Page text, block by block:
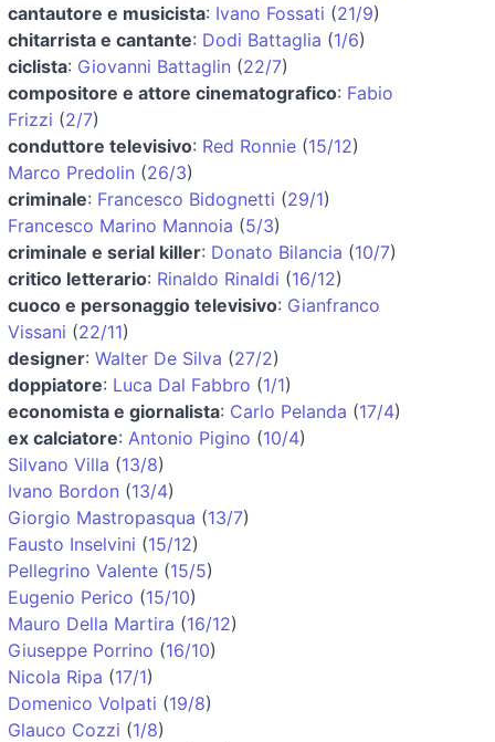
cantautore e musicista: Ivano Fossati (21/9)
chitarrista e cantante: Dodi Battaglia (1/6)
ciclista: Giovanni Battaglin (22/7)
compositore e attore cinematografico: Fabio
Frizzi (2/7)
conduttore televisivo: Red Ronnie (15/12)
Marco Predolin (26/3)
criminale: Francesco Bidognetti (29/1)
Francesco Marino Mannoia (5/3)
criminale e serial killer: Donato Bilancia (10/7)
critico letterario: Rinaldo Rinaldi (16/12)
cuoco e personaggio televisivo: Gianfranco
Vissani (22/11)
designer: Walter De Silva (27/2)
doppiatore: Luca Dal Fabbro (1/1)
economista e giornalista: Carlo Pelanda (17/4)
ex calciatore: Antonio Pigino (10/4)
Silvano Villa (13/8)
Ivano Bordon (13/4)
Giorgio Mastropasqua (13/7)
Fausto Inselvini (15/12)
Pellegrino Valente (15/5)
Eugenio Perico (15/10)
Mauro Della Martira (16/12)
Giuseppe Porrino (16/10)
Nicola Ripa (17/1)
Domenico Volpati (19/8)
Glauco Cozzi (1/8)